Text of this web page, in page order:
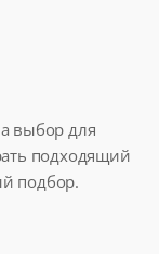
выбор для
подходящий
подбор.